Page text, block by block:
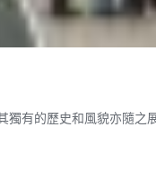
獨有的歷史和風貌亦隨之